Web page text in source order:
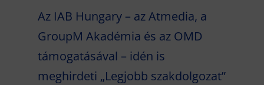
Az IAB Hungary – az Atmedia, a
GroupM Akadémia és az OMD
támogatásával – idén is
meghirdeti „Legjobb szakdolgozat”